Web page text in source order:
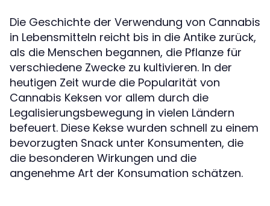
Die Geschichte der Verwendung von Cannabis
in Lebensmitteln reicht bis in die Antike zurück,
als die Menschen begannen, die Pflanze für
verschiedene Zwecke zu kultivieren. In der
heutigen Zeit wurde die Popularität von
Cannabis Keksen vor allem durch die
Legalisierungsbewegung in vielen Ländern
befeuert. Diese Kekse wurden schnell zu einem
bevorzugten Snack unter Konsumenten, die
die besonderen Wirkungen und die
angenehme Art der Konsumation schätzen.